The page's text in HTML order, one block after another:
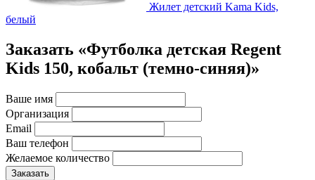
Жилет детский Kama Kids,
белый
Заказать «Футболка детская Regent
Kids 150, кобальт (темно-синяя)»
Ваше имя
Организация
Email
Ваш телефон
Желаемое количество
Заказать